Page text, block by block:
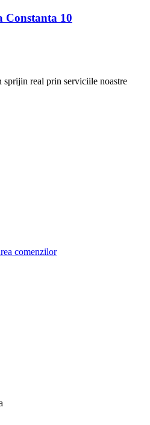
Constanta 10
real prin serviciile noastre
comenzilor